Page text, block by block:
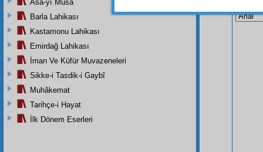
Asâ-yı Mûsâ
Barla Lahikası
Kastamonu Lahikası
Emirdağ Lahikası
İman Ve Küfür Muvazeneleri
Sikke-i Tasdik-i Gaybî
Muhâkemat
Tarihçe-i Hayat
İlk Dönem Eserleri